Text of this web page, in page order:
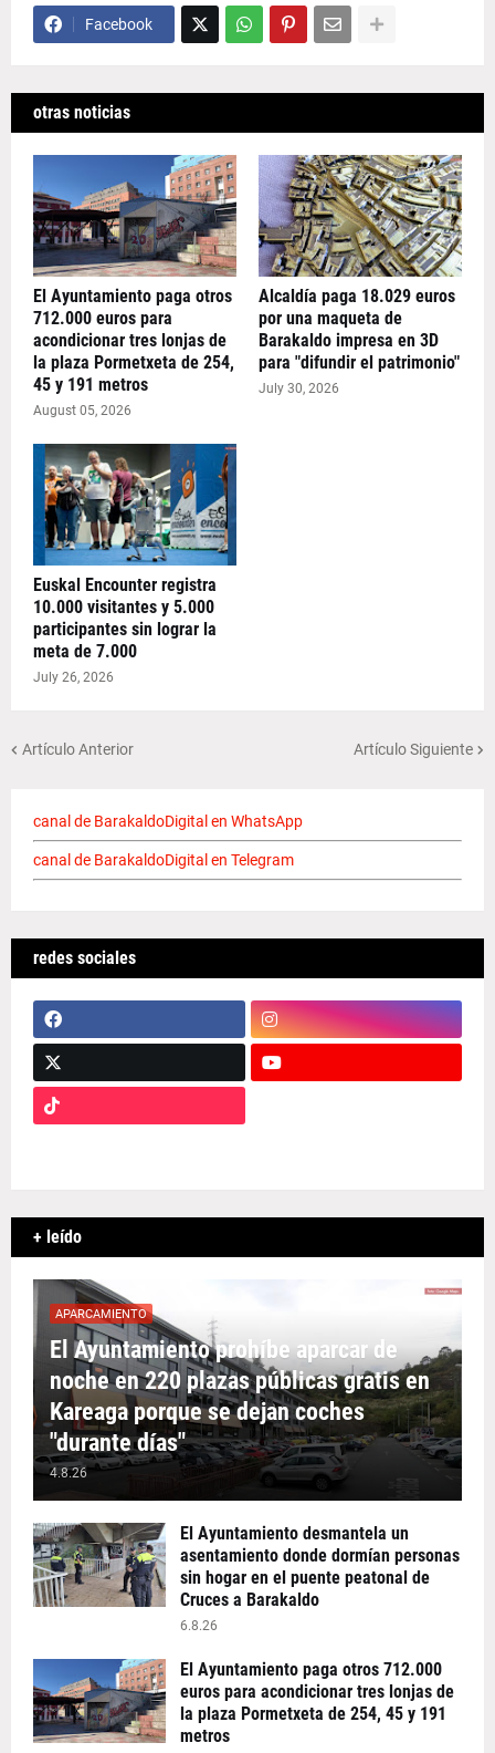
Facebook
otras noticias
El Ayuntamiento paga otros
712.000 euros para
acondicionar tres lonjas de
la plaza Pormetxeta de 254,
45 y 191 metros
August 05, 2026
Alcaldía paga 18.029 euros
por una maqueta de
Barakaldo impresa en 3D
para "difundir el patrimonio"
July 30, 2026
Euskal Encounter registra
10.000 visitantes y 5.000
participantes sin lograr la
meta de 7.000
July 26, 2026
Artículo Anterior Artículo Siguiente
canal de BarakaldoDigital en WhatsApp
canal de BarakaldoDigital en Telegram
redes sociales
+ leído
APARCAMIENTO
El Ayuntamiento prohíbe aparcar de
noche en 220 plazas públicas gratis en
Kareaga porque se dejan coches
"durante días"
4.8.26
El Ayuntamiento desmantela un
asentamiento donde dormían personas
sin hogar en el puente peatonal de
Cruces a Barakaldo
6.8.26
El Ayuntamiento paga otros 712.000
euros para acondicionar tres lonjas de
la plaza Pormetxeta de 254, 45 y 191
metros